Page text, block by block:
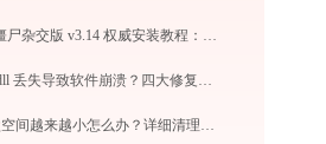
植物大战僵尸杂交版 v3.14 权威安装教程：PC端下载+白屏闪退完美解决
msvcr120.dll 丢失导致软件崩溃？四大修复方法详解，快速恢复系统稳定性
Win10 C盘空间越来越小怎么办？详细清理方法解析